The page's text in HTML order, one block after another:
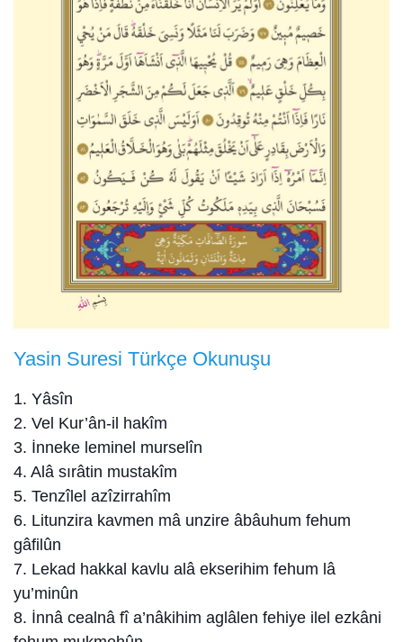
Yasin Suresi Türkçe Okunuşu
1. Yâsîn
2. Vel Kur’ân-il hakîm
3. İnneke leminel murselîn
4. Alâ sırâtin mustakîm
5. Tenzîlel azîzirrahîm
6. Litunzira kavmen mâ unzire âbâuhum fehum
gâfilûn
7. Lekad hakkal kavlu alâ ekserihim fehum lâ
yu’minûn
8. İnnâ cealnâ fî a’nâkihim aglâlen fehiye ilel ezkâni